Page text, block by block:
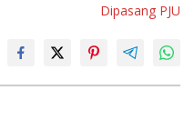
Dipasang PJU